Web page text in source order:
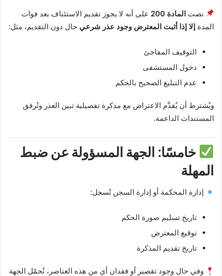
نصتالمادة 200
على أنه لا يجوز تقديم الاستئناف بعد فوات
المدة إلا إذا أثبت المعترض وجود عذر شرعي حال دون التقديم، مثل:
التوقيف المفاجئ
دخول المستشفى
عدم التبليغ الصحيح بالحكم
ويُشترط أن يُقدَّم الاعتراض مع مذكرة تفصيلية تبين العذر وتُرفق
المستندات الداعمة.
خامسًا: الجهة المسؤولة عن ضبط
المهلة
إدارة المحكمة أو إدارة السجن تُسجل:
تاريخ تسليم صورة الحكم
توقيع المعترض
تاريخ تقديم المذكرة
وفي حال وجود تقصير أو فقدان أي من هذه العناصر، تُحمّل الجهة